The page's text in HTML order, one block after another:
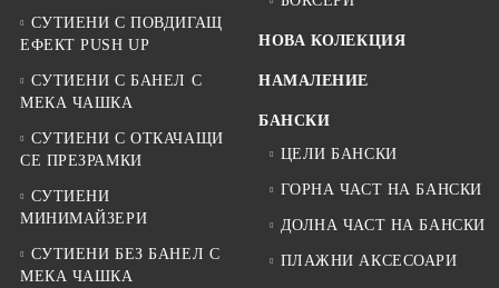
СУТИЕНИ С ПОВДИГАЩ
ЕФЕКТ PUSH UP
СУТИЕНИ С БАНЕЛ С
МЕКА ЧАШКА
СУТИЕНИ С ОТКАЧАЩИ
СЕ ПРЕЗРАМКИ
СУТИЕНИ
МИНИМАЙЗЕРИ
СУТИЕНИ БЕЗ БАНЕЛ С
МЕКА ЧАШКА
НОВА КОЛЕКЦИЯ
НАМАЛЕНИЕ
БАНСКИ
ЦЕЛИ БАНСКИ
ГОРНА ЧАСТ НА БАНСКИ
ДОЛНА ЧАСТ НА БАНСКИ
ПЛАЖНИ АКСЕСОАРИ